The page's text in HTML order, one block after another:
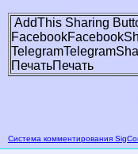
AddThis Sharing
FacebookFacebook
TelegramTelegram
ПечатьПечать
Система комментирования